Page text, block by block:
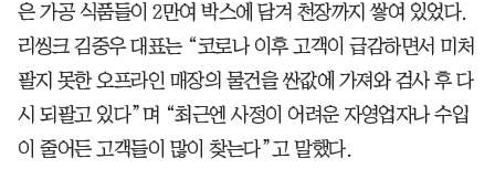
은 가공 식품들이 2만여 박스에 담겨 천장까지 쌓여 있었다.
리씽크 김중우 대표는 “코로나 이후 고객이 급감하면서 미처
팔지 못한 오프라인 매장의 물건을 싼값에 가져와 검사 후 다
시 되팔고 있다”며 “최근엔 사정이 어려운 자영업자나 수입
이 줄어든 고객들이 많이 찾는다”고 말했다.